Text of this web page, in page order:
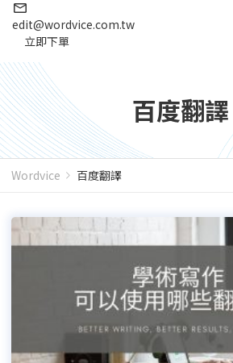
edit@wordvice.com.tw
立即下單
百度翻譯
Wordvice 百度翻譯